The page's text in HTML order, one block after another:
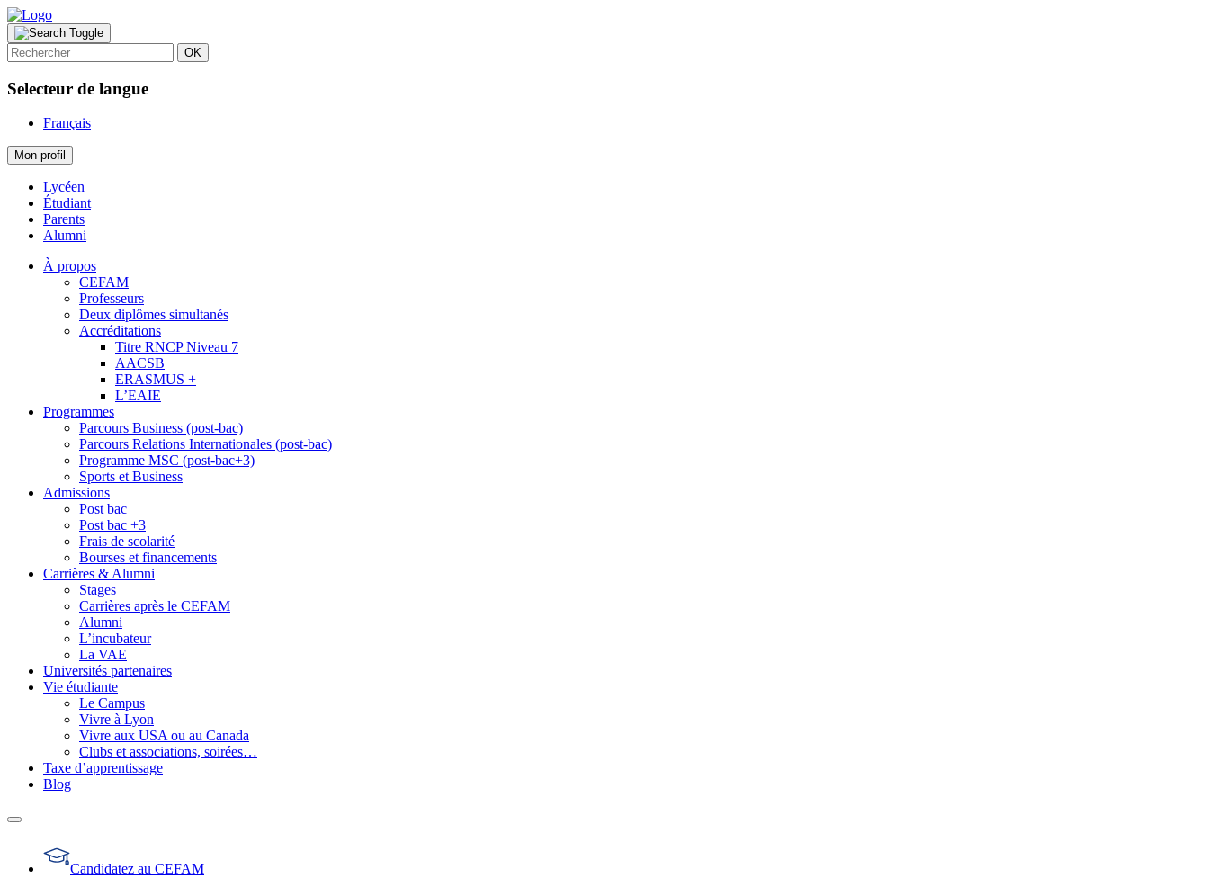
OK
Selecteur de langue
Français
Mon profil
Lycéen
Étudiant
Parents
Alumni
À propos
CEFAM
Professeurs
Deux diplômes simultanés
Accréditations
Titre RNCP Niveau 7
AACSB
ERASMUS +
L’EAIE
Programmes
Parcours Business (post-bac)
Parcours Relations Internationales (post-bac)
Programme MSC (post-bac+3)
Sports et Business
Admissions
Post bac
Post bac +3
Frais de scolarité
Bourses et financements
Carrières & Alumni
Stages
Carrières après le CEFAM
Alumni
L’incubateur
La VAE
Universités partenaires
Vie étudiante
Le Campus
Vivre à Lyon
Vivre aux USA ou au Canada
Clubs et associations, soirées…
Taxe d’apprentissage
Blog
Candidatez au CEFAM